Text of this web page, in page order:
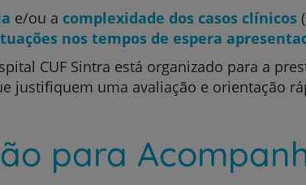
e/ou a complexidade dos casos clínicos
nos tempos de espera
CUF Sintra está organizado para a
justifiquem uma avaliação e orientação
para